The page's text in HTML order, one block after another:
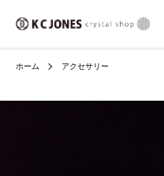
ホーム アクセサリー